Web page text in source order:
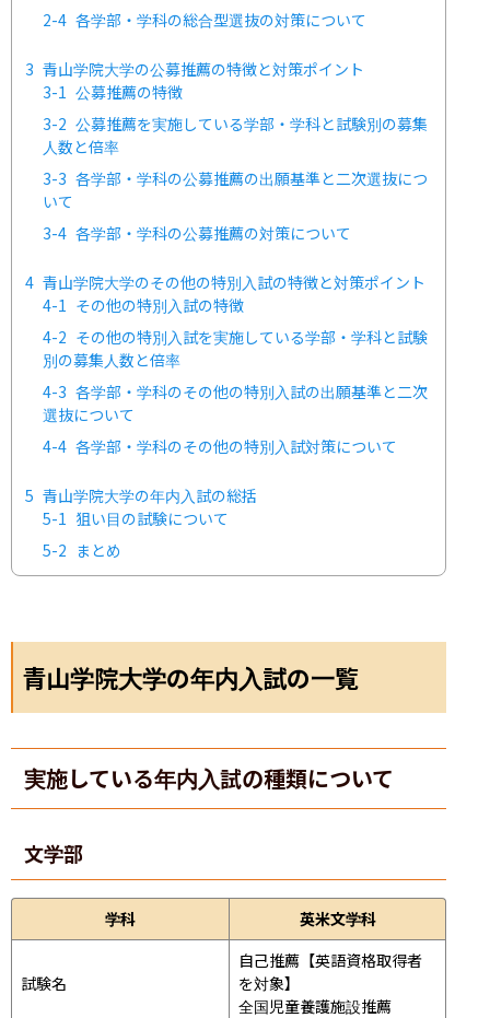
2-4 各学部・学科の総合型選抜の対策について
3 青山学院大学の公募推薦の特徴と対策ポイント
3-1 公募推薦の特徴
3-2 公募推薦を実施している学部・学科と試験別の募集
人数と倍率
3-3 各学部・学科の公募推薦の出願基準と二次選抜につ
いて
3-4 各学部・学科の公募推薦の対策について
4 青山学院大学のその他の特別入試の特徴と対策ポイント
4-1 その他の特別入試の特徴
4-2 その他の特別入試を実施している学部・学科と試験
別の募集人数と倍率
4-3 各学部・学科のその他の特別入試の出願基準と二次
選抜について
4-4 各学部・学科のその他の特別入試対策について
5 青山学院大学の年内入試の総括
5-1 狙い目の試験について
5-2 まとめ
青山学院大学の年内入試の一覧
実施している年内入試の種類について
文学部
学科 英米文学科
試験名
自己推薦【英語資格取得者
を対象】
全国児童養護施設推薦